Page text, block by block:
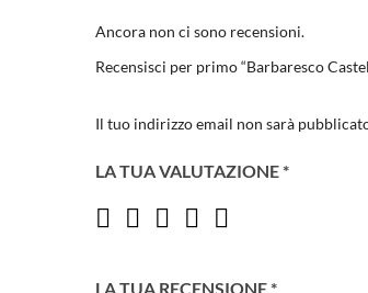
Ancora non ci sono recensioni.
Recensisci per primo “Barbaresco
Il tuo indirizzo email non sarà
LA TUA VALUTAZIONE*
LA TUA RECENSIONE*